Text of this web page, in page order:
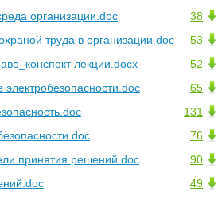
38
организации.doc
53
труда в организации.doc
52
лекции.docx
65
131
76
90
принятия решений.doc
49